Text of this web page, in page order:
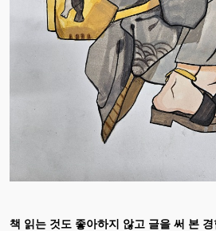
책 읽는 것도 좋아하지 않고 글을 써 본